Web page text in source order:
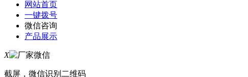
网站首页
一键拨号
微信咨询
产品展示
X
截屏，微信识别二维码